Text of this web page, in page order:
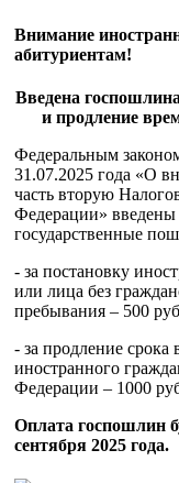
Внимание
абитуриентам!
Введена
и продление
Федеральным
31.07.2025 года «О
часть вторую
Федерации»
государственные
- за постановку
или лица без
пребывания – 500
- за продление
иностранного
Федерации – 1000
Оплата госпошлин
сентября 2025 года.